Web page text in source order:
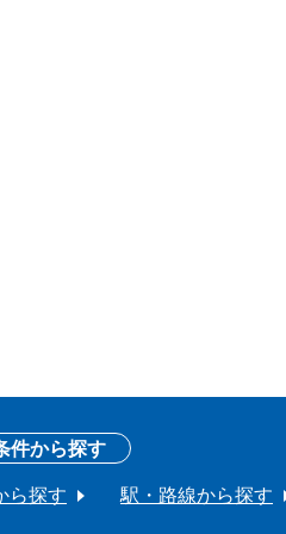
件から探す
ら探す 駅・路線から探す